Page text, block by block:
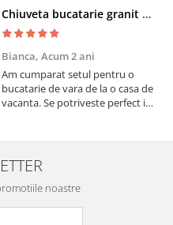
Chiuveta bucatarie granit cu finisaj negru perlat/cupru Steingran Art Copper cu dozator si baterie Quadron
Bianca, Acum 2 ani
Am cumparat setul pentru o
bucatarie de vara de la o casa de
vacanta. Se potriveste perfect in
buna, recomand cu drag !
noastre